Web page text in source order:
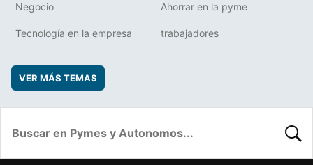
Negocio Ahorrar en la pyme
Tecnología en la empresa trabajadores
VER MÁS TEMAS